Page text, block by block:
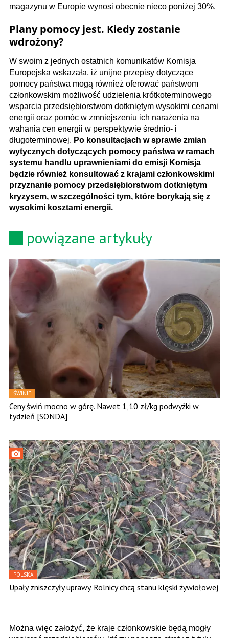
magazynu w Europie wynosi obecnie nieco poniżej 30%.
Plany pomocy jest. Kiedy zostanie
wdrożony?
W swoim z jednych ostatnich komunikatów Komisja
Europejska wskazała, iż unijne przepisy dotyczące
pomocy państwa mogą również oferować państwom
członkowskim możliwość udzielenia krótkoterminowego
wsparcia przedsiębiorstwom dotkniętym wysokimi cenami
energii oraz pomóc w zmniejszeniu ich narażenia na
wahania cen energii w perspektywie średnio- i
długoterminowej. Po konsultacjach w sprawie zmian
wytycznych dotyczących pomocy państwa w ramach
systemu handlu uprawnieniami do emisji Komisja
będzie również konsultować z krajami członkowskimi
przyznanie pomocy przedsiębiorstwom dotkniętym
kryzysem, w szczególności tym, które borykają się z
wysokimi kosztami energii.
powiązane artykuły
ŚWINIE
Ceny świń mocno w górę. Nawet 1,10 zł/kg podwyżki w
tydzień [SONDA]
POLSKA
Upały zniszczyły uprawy. Rolnicy chcą stanu klęski żywiołowej
Można więc założyć, że kraje członkowskie będą mogły